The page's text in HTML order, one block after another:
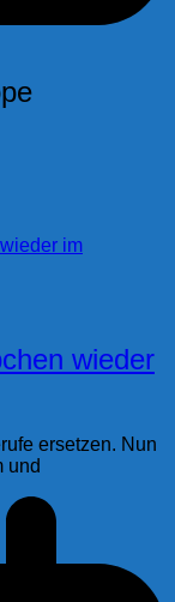
wieder
ersetzen. Nun
und